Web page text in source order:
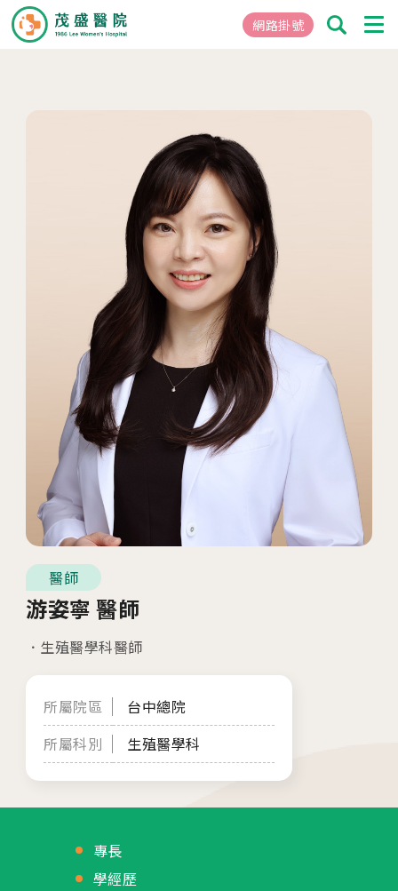
網路掛號
核心專長
茂盛院長
年度大事紀
醫院環境與設備
醫療團隊
就醫指南
生殖醫學專科
診療科目
06 最新消息
07 衛教資訊
08 圓夢分享
醫師
游姿寧 醫師
生殖醫學科醫師
所屬院區
台中總院
所屬科別
生殖醫學科
專長
學經歷